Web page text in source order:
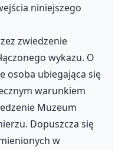
niniejszego
zwiedzenie
wykazu. O
osoba ubiegająca się
warunkiem
Muzeum
Dopuszcza się
w